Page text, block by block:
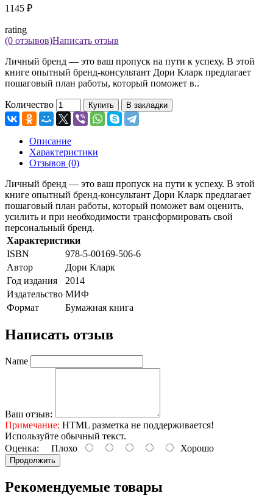
1145 ₽
rating
(0 отзывов)Написать отзыв
Личный бренд — это ваш пропуск на пути к успеху. В этой
книге опытный бренд-консультант Дори Кларк предлагает
пошаговый план работы, который поможет в..
Количество Купить В закладки
Описание
Характеристики
Отзывов (0)
Личный бренд — это ваш пропуск на пути к успеху. В этой
книге опытный бренд-консультант Дори Кларк предлагает
пошаговый план работы, который поможет вам оценить,
усилить и при необходимости трансформировать свой
персональный бренд.
Характеристики
ISBN
978-5-00169-506-6
Автор
Дори Кларк
Год издания
2014
Издательство МИФ
Формат
Бумажная книга
Написать отзыв
Name
Ваш отзыв:
Примечание: HTML разметка не поддерживается!
Используйте обычный текст.
Оценка: Плохо Хорошо
Продолжить
Рекомендуемые товары